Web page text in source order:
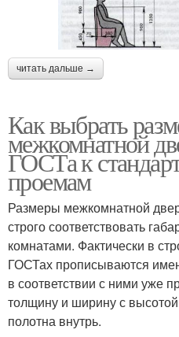
читать дальше →
Как выбрать
межкомнатной
ГОСТа к
проемам
Размеры межкомнатной
строго соответствовать
комнатами. Фактически в
ГОСТах прописываются
в соответствии с ними уже
толщину и ширину с
полотна внутрь.